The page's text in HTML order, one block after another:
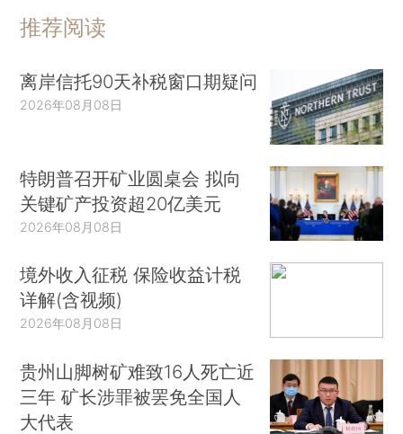
推荐阅读
离岸信托90天补税窗口期疑问
2026年08月08日
特朗普召开矿业圆桌会 拟向
关键矿产投资超20亿美元
2026年08月08日
境外收入征税 保险收益计税
详解(含视频)
2026年08月08日
贵州山脚树矿难致16人死亡近
三年 矿长涉罪被罢免全国人
大代表